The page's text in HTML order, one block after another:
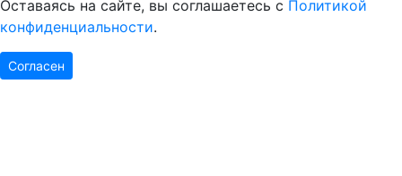
Оставаясь на сайте, вы соглашаетесь с Политикой
конфиденциальности.
Согласен